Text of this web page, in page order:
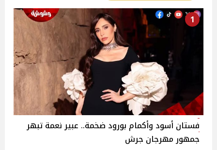
1
فستان أسود وأكمام بورود ضخمة.. عبير نعمة تبهر
جمهور مهرجان جرش